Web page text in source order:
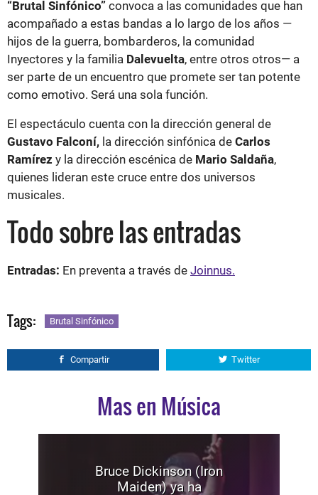
“Brutal Sinfónico” convoca a las comunidades que han
acompañado a estas bandas a lo largo de los años —
hijos de la guerra, bombarderos, la comunidad
Inyectores y la familia Dalevuelta, entre otros otros— a
ser parte de un encuentro que promete ser tan potente
como emotivo. Será una sola función.
El espectáculo cuenta con la dirección general de
Gustavo Falconí, la dirección sinfónica de Carlos
Ramírez y la dirección escénica de Mario Saldaña,
quienes lideran este cruce entre dos universos
musicales.
Todo sobre las entradas
Entradas: En preventa a través de Joinnus.
Tags: Brutal Sinfónico
Compartir Twitter
Mas en Música
Bruce Dickinson (Iron
Maiden) ya ha